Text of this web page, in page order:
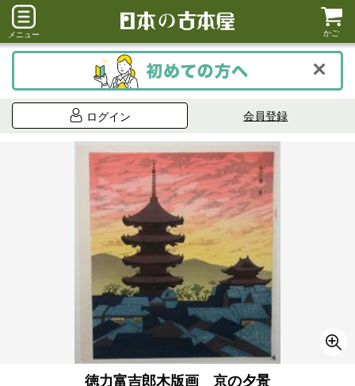
メニュー かご
ログイン 会員登録
徳力富吉郎木版画 京の夕景